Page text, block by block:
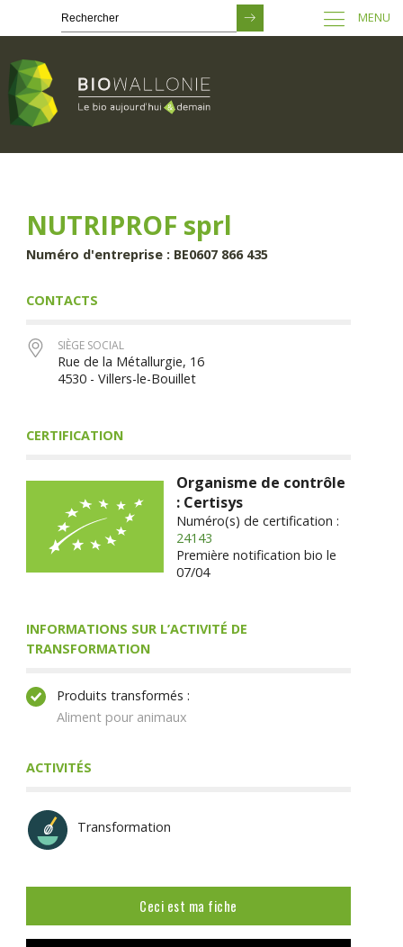
principal
MENU
NUTRIPROF sprl
Numéro d'entreprise : BE0607 866 435
CONTACTS
SIÈGE SOCIAL
Rue de la Métallurgie, 16
4530 - Villers-le-Bouillet
CERTIFICATION
Organisme de contrôle
: Certisys
Numéro(s) de certification :
24143
Première notification bio le
07/04
INFORMATIONS SUR L’ACTIVITÉ DE
TRANSFORMATION
Produits transformés :
Aliment pour animaux
ACTIVITÉS
Transformation
Ceci est ma fiche